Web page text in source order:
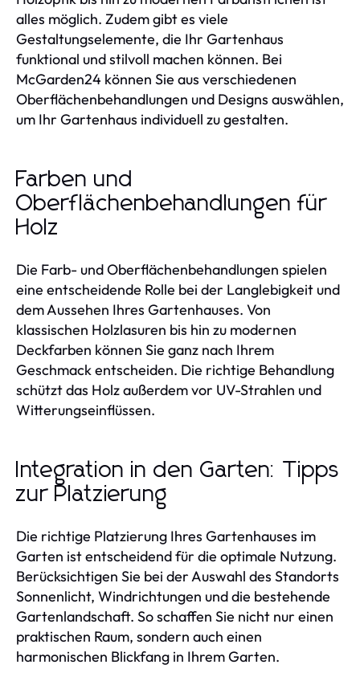
alles möglich. Zudem gibt es viele
Gestaltungselemente, die Ihr Gartenhaus
funktional und stilvoll machen können. Bei
McGarden24 können Sie aus verschiedenen
Oberflächenbehandlungen und Designs auswählen,
um Ihr Gartenhaus individuell zu gestalten.
Farben und
Oberflächenbehandlungen für
Holz
Die Farb- und Oberflächenbehandlungen spielen
eine entscheidende Rolle bei der Langlebigkeit und
dem Aussehen Ihres Gartenhauses. Von
klassischen Holzlasuren bis hin zu modernen
Deckfarben können Sie ganz nach Ihrem
Geschmack entscheiden. Die richtige Behandlung
schützt das Holz außerdem vor UV-Strahlen und
Witterungseinflüssen.
Integration in den Garten: Tipps
zur Platzierung
Die richtige Platzierung Ihres Gartenhauses im
Garten ist entscheidend für die optimale Nutzung.
Berücksichtigen Sie bei der Auswahl des Standorts
Sonnenlicht, Windrichtungen und die bestehende
Gartenlandschaft. So schaffen Sie nicht nur einen
praktischen Raum, sondern auch einen
harmonischen Blickfang in Ihrem Garten.